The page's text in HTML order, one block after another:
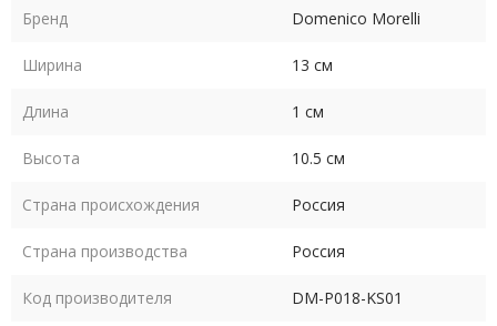
Вам с выбором!
Бренд Domenico Morelli
Ширина 13 см
Длина 1 см
Высота 10.5 см
Страна происхождения Россия
Страна производства Россия
Код производителя DM-P018-KS01